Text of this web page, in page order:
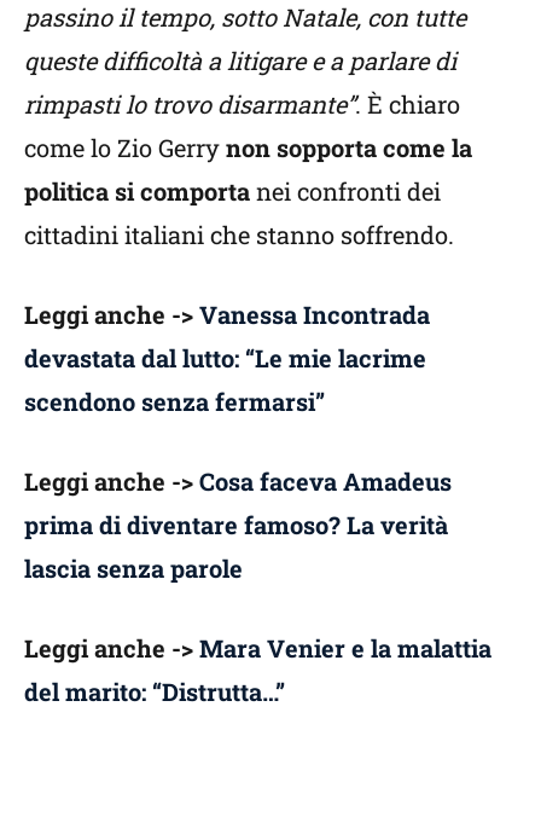
passino il tempo, sotto Natale, con tutte
queste difficoltà a litigare e a parlare di
rimpasti lo trovo disarmante”. È chiaro
come lo Zio Gerrynon sopporta come la
politica si comportanei confronti dei
cittadini italiani che stanno soffrendo.
Leggi anche ->Vanessa Incontrada
devastata dal lutto: “Le mie lacrime
scendono senza fermarsi”
Leggi anche ->Cosa faceva Amadeus
prima di diventare famoso? La verità
lascia senza parole
Leggi anche ->Mara Venier e la malattia
del marito: “Distrutta…”